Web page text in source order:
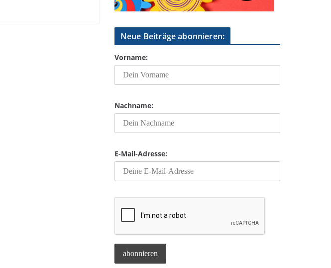
Neue Beiträge abonnieren:
Vorname:
Nachname:
E-Mail-Adresse: